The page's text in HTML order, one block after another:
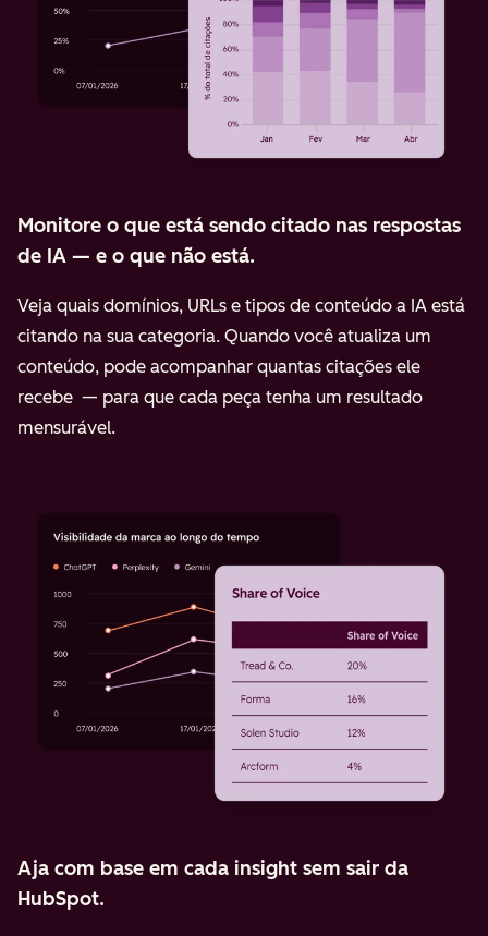
Monitore o que está sendo citado nas respostas
de IA — e o que não está.
Veja quais domínios, URLs e tipos de conteúdo a IA está
citando na sua categoria. Quando você atualiza um
conteúdo, pode acompanhar quantas citações ele
recebe — para que cada peça tenha um resultado
mensurável.
Aja com base em cada insight sem sair da
HubSpot.